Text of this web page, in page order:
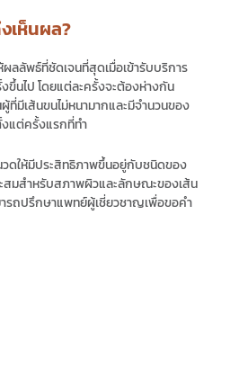
เห็นผล?
ผลลัพธ์ที่ชัดเจนที่สุดเมื่อเข้ารับบริการ
ขึ้นไป โดยแต่ละครั้งจะต้องห่างกัน
ที่มีเส้นขนไม่หนามากและมีจำนวนของ
แต่ครั้งแรกที่ทำ
วดให้มีประสิทธิภาพขึ้นอยู่กับชนิดของ
ะสมสำหรับสภาพผิวและลักษณะของเส้น
รถปรึกษาแพทย์ผู้เชี่ยวชาญเพื่อขอคำ